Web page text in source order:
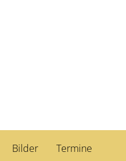
Bilder Termine